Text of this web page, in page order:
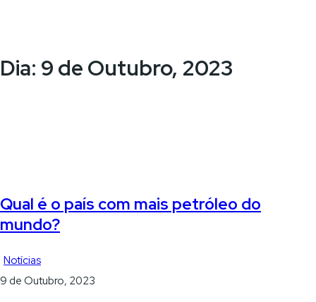
Dia: 9 de Outubro, 2023
Qual é o país com mais petróleo do
mundo?
Notícias
9 de Outubro, 2023